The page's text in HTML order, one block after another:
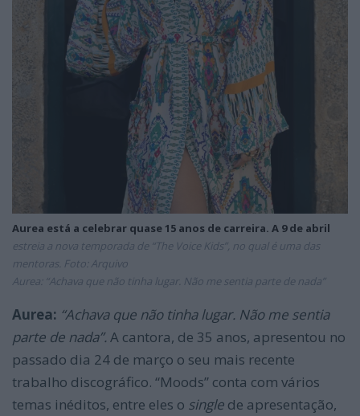
Aurea está a celebrar quase 15 anos de carreira. A 9 de abril
estreia a nova temporada de “The Voice Kids”, no qual é uma das
mentoras. Foto: Arquivo
Aurea: “Achava que não tinha lugar. Não me sentia parte de nada”
Aurea: “Achava que não tinha lugar. Não me sentia
parte de nada”. A cantora, de 35 anos, apresentou no
passado dia 24 de março o seu mais recente
trabalho discográfico. “Moods” conta com vários
temas inéditos, entre eles o single de apresentação,